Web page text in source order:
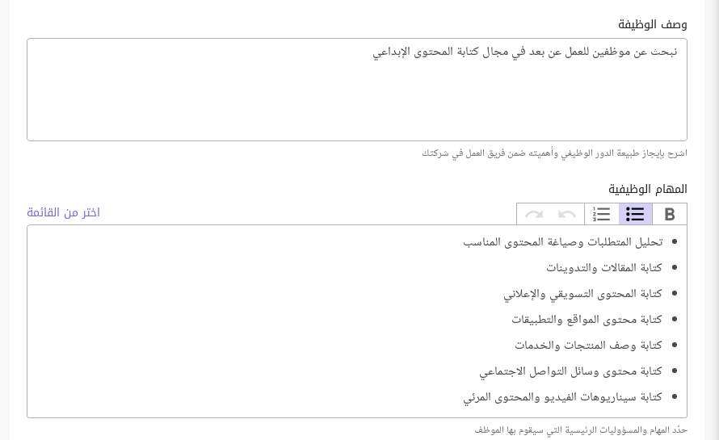
وصف الوظيفة
اشرح بإيجاز طبيعة الدور الوظيفي وأهميته ضمن فريق العمل في شركتك
المهام الوظيفية
اختر من القائمة
تحليل المتطلبات وصياغة المحتوى المناسب
كتابة المقالات والتدوينات
كتابة المحتوى التسويقي والإعلاني
كتابة محتوى المواقع والتطبيقات
كتابة وصف المنتجات والخدمات
كتابة محتوى وسائل التواصل الاجتماعي
كتابة سيناريوهات الفيديو والمحتوى المرئي
ترجمة المحتوى العربي للغة الإنجليزية
حدّد المهام والمسؤوليات الرئيسية التي سيقوم بها الموظف